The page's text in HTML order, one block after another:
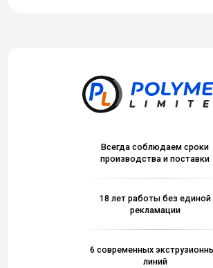
Всегда соблюдаем сроки
производства и поставки
18 лет работы без единой
рекламации
6 современных
линий